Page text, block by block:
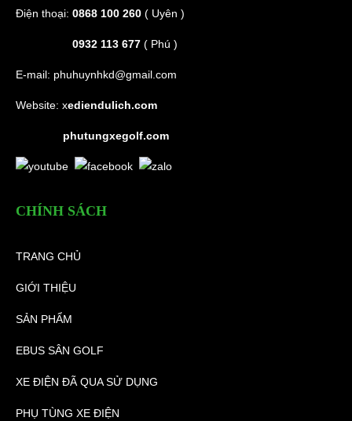
Điện thoại: 0868 100 260 ( Uyên )
0932 113 677 ( Phú )
E-mail: phuhuynhkd@gmail.com
Website: xediendulich.com
phutungxegolf.com
CHÍNH SÁCH
TRANG CHỦ
GIỚI THIỆU
SẢN PHẨM
EBUS SÂN GOLF
XE ĐIỆN ĐÃ QUA SỬ DỤNG
PHỤ TÙNG XE ĐIỆN